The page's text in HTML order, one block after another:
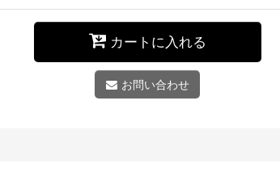
カートに入れる
お問い合わせ